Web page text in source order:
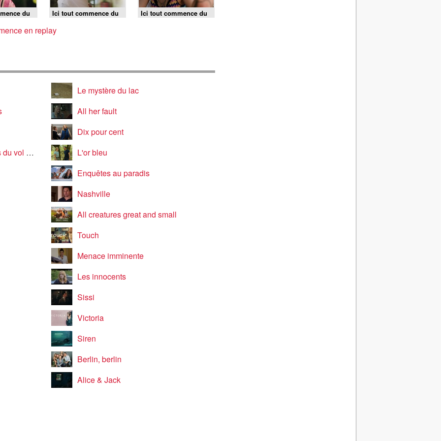
du
Episode
Ici tout commence du
10 août 2026 - Episode
1498
Ici tout commence du
mercredi 5 août 2026 -
en replay
Le mystère du lac
All her fault
Dix pour cent
281
L'or bleu
Enquêtes au paradis
Nashville
All creatures great and small
Touch
Menace imminente
Les innocents
Sissi
Victoria
Siren
Berlin, berlin
Alice & Jack